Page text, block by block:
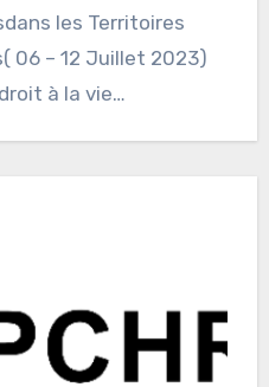
les Territoires
06 – 12 Juillet 2023)
à la vie…